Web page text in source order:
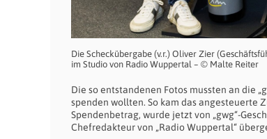
Die Scheckübergabe (v.r.) Oliver Zier
im Studio von Radio Wuppertal – © Malte Reiter
Die so entstandenen Fotos mussten an die
spenden wollten. So kam das angesteuerte
Spendenbetrag, wurde jetzt von „gwg“-
Chefredakteur von „Radio Wuppertal“